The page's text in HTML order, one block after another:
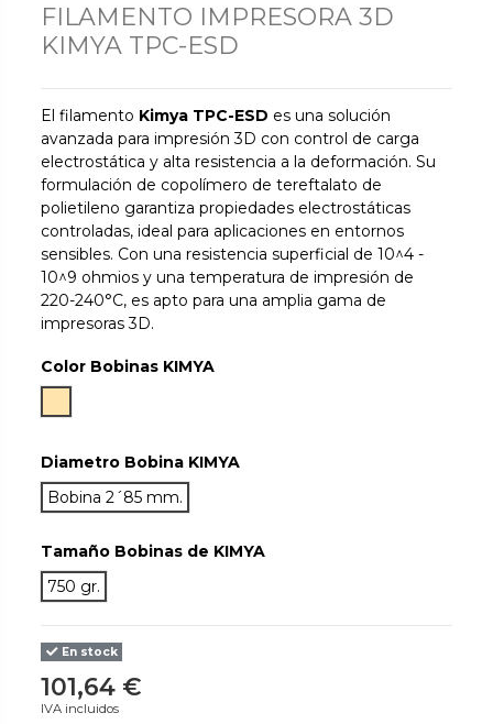
FILAMENTO IMPRESORA 3D
KIMYA TPC-ESD
El filamento Kimya TPC-ESD es una solución
avanzada para impresión 3D con control de carga
electrostática y alta resistencia a la deformación. Su
formulación de copolímero de tereftalato de
polietileno garantiza propiedades electrostáticas
controladas, ideal para aplicaciones en entornos
sensibles. Con una resistencia superficial de 10^4 -
10^9 ohmios y una temperatura de impresión de
220-240°C, es apto para una amplia gama de
impresoras 3D.
Color Bobinas KIMYA
Diametro Bobina KIMYA
Bobina 2´85 mm.
Tamaño Bobinas de KIMYA
750 gr.
En stock
101,64 €
IVA incluidos